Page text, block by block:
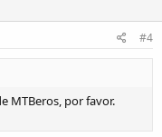
#4
MTBeros, por favor.